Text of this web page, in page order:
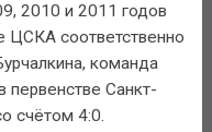
2010 и 2011 годов
соответственно
команда
Санкт-
счётом 4:0.